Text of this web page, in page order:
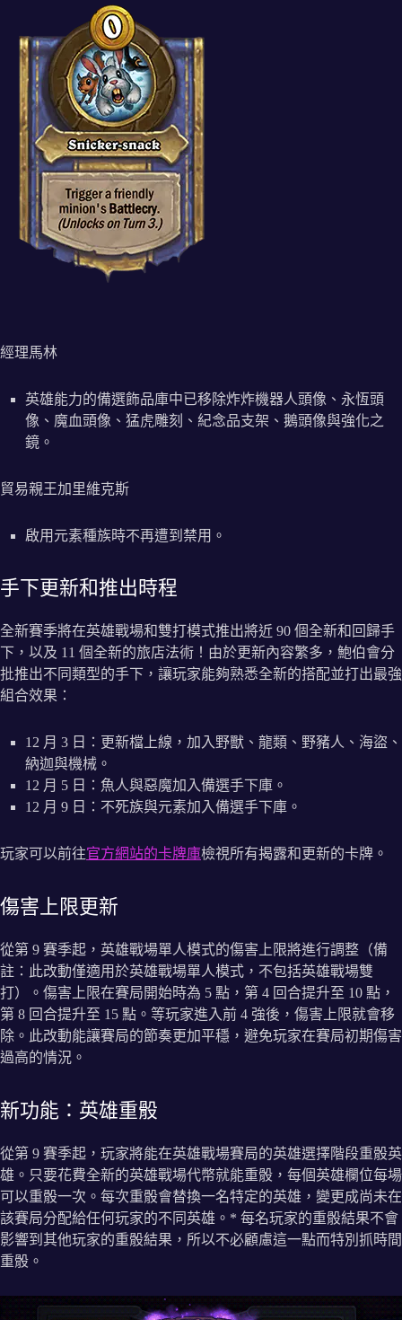
經理馬林
英雄能力的備選飾品庫中已移除炸炸機器人頭像、永恆頭
像、魔血頭像、猛虎雕刻、紀念品支架、鵝頭像與強化之
鏡。
貿易親王加里維克斯
啟用元素種族時不再遭到禁用。
手下更新和推出時程
全新賽季將在英雄戰場和雙打模式推出將近 90 個全新和回歸手
下，以及 11 個全新的旅店法術！由於更新內容繁多，鮑伯會分
批推出不同類型的手下，讓玩家能夠熟悉全新的搭配並打出最強
組合效果：
12 月 3 日：更新檔上線，加入野獸、龍類、野豬人、海盜、
納迦與機械。
12 月 5 日：魚人與惡魔加入備選手下庫。
12 月 9 日：不死族與元素加入備選手下庫。
玩家可以前往官方網站的卡牌庫檢視所有揭露和更新的卡牌。
傷害上限更新
從第 9 賽季起，英雄戰場單人模式的傷害上限將進行調整（備
註：此改動僅適用於英雄戰場單人模式，不包括英雄戰場雙
打）。傷害上限在賽局開始時為 5 點，第 4 回合提升至 10 點，
第 8 回合提升至 15 點。等玩家進入前 4 強後，傷害上限就會移
除。此改動能讓賽局的節奏更加平穩，避免玩家在賽局初期傷害
過高的情況。
新功能：英雄重骰
從第 9 賽季起，玩家將能在英雄戰場賽局的英雄選擇階段重骰英
雄。只要花費全新的英雄戰場代幣就能重骰，每個英雄欄位每場
可以重骰一次。每次重骰會替換一名特定的英雄，變更成尚未在
該賽局分配給任何玩家的不同英雄。* 每名玩家的重骰結果不會
影響到其他玩家的重骰結果，所以不必顧慮這一點而特別抓時間
重骰。